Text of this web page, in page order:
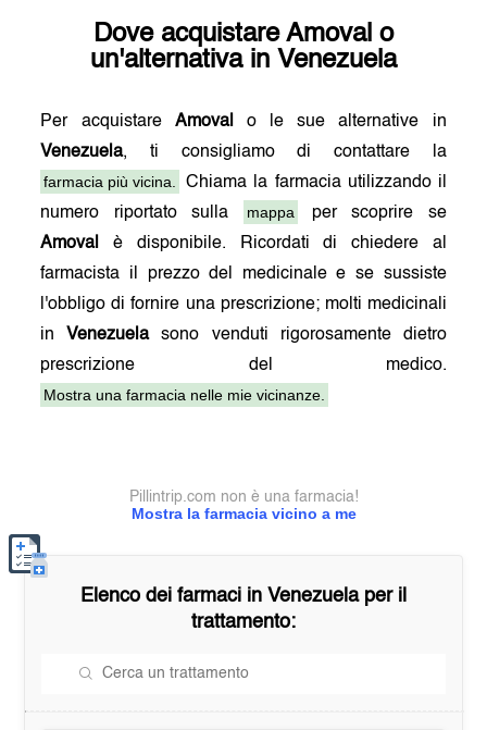
Dove acquistare Amoval o
un'alternativa in Venezuela
Per acquistare Amoval
o le sue alternative in
Venezuela, ti consigliamo di contattare la
farmacia più vicina.
Chiama la farmacia utilizzando il
numero riportato sulla
mappa
per scoprire se
Amoval
è disponibile. Ricordati di chiedere al
farmacista il prezzo del medicinale e se sussiste
l'obbligo di fornire una prescrizione; molti medicinali
in Venezuelasono venduti rigorosamente dietro
prescrizione del medico.
Mostra una farmacia nelle mie vicinanze.
Mostra la farmacia vicino a me
Pillintrip.com non è una farmacia!
Elenco dei farmaci in Venezuelaper il
trattamento: